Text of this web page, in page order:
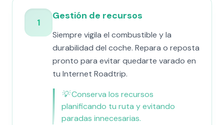
1
Gestión de recursos
Siempre vigila el combustible y la
durabilidad del coche. Repara o reposta
pronto para evitar quedarte varado en
tu Internet Roadtrip.
💡Conserva los recursos
planificando tu ruta y evitando
paradas innecesarias.